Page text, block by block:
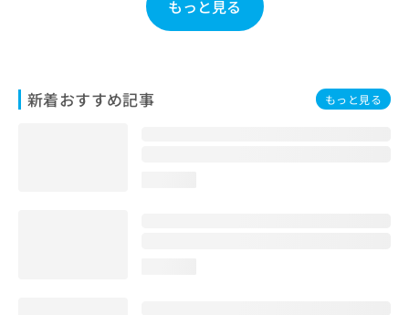
もっと見る
新着おすすめ記事 もっと見る
せ